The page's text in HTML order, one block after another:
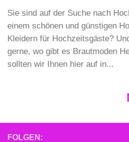
Sie sind auf der Suche nach
einem schönen und günstigen
Kleidern für Hochzeitsgäste?
gerne, wo gibt es Brautmoden
sollten wir Ihnen hier auf in...
FOLGEN: